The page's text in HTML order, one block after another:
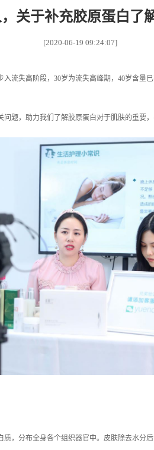
关于补充胶原蛋白了
[2020-06-19 09:24:07]
流失高阶段，30岁为流失高峰期，40岁含量
题，助力我们了解胶原蛋白对于肌肤的重要，
，分布全身各个组织器官中。皮肤除去水分后